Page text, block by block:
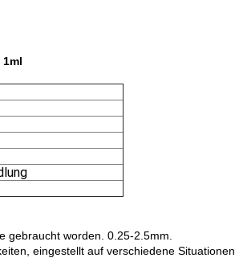
gebraucht worden. 0.25-2.5mm.
eingestellt auf verschiedene Situationen.